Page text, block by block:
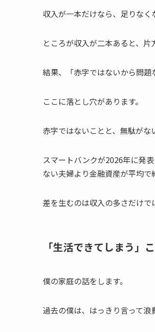
収入が一本だけなら、足りなく
ところが収入が二本あると、片
結果、「赤字ではないから問題
ここに落とし穴があります。
赤字ではないことと、無駄がな
スマートバンクが2026年に発
ない夫婦より金融資産が平均で
差を生むのは収入の多さだけで
「生活できてしまう」
僕の家庭の話をします。
過去の僕は、はっきり言って浪